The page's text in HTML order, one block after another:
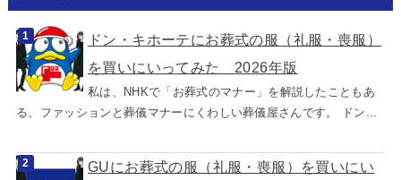
ドン・キホーテにお葬式の服（礼服・喪服）
を買いにいってみた 2026年版
私は、NHKで「お葬式のマナー」を解説したこともあ
る、ファッションと葬儀マナーにくわしい葬儀屋さんです。 ドン...
GUにお葬式の服（礼服・喪服）を買いにい